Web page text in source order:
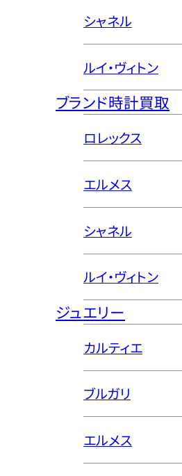
シャネル
ルイ・ヴィトン
ブランド時計買取
ロレックス
エルメス
シャネル
ルイ・ヴィトン
ジュエリー
カルティエ
ブルガリ
エルメス